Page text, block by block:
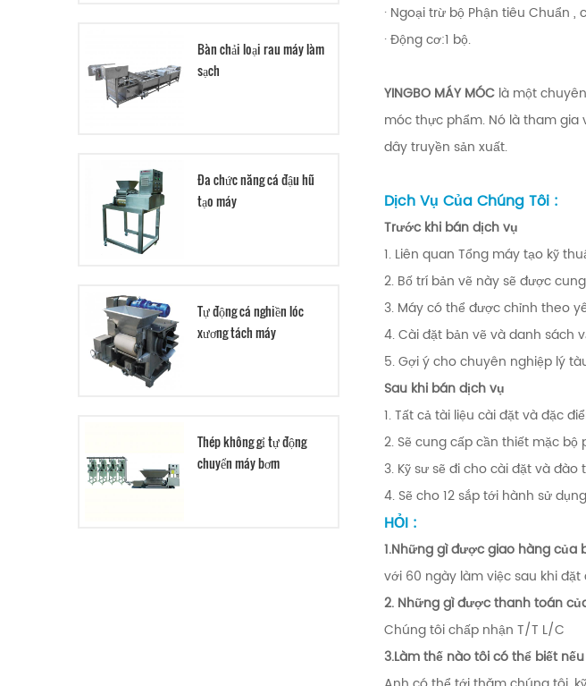
Bàn chải loại rau máy làm
sạch
Đa chức năng cá đậu hũ
tạo máy
Tự động cá nghiền lóc
xương tách máy
Thép không gỉ tự động
chuyển máy bơm
· Ngoại trừ bộ Phận tiêu Chuẩn
· Động cơ:1 bộ.
YINGBO MÁY MÓClà một
móc thực phẩm. Nó là tham
dây truyền sản xuất.
Dịch Vụ Của Chúng Tôi :
Trước khi bán dịch vụ
1. Liên quan Tổng máy tạo kỹ
2. Bố trí bản vẽ này sẽ được
3. Máy có thể được chỉnh theo
4. Cài đặt bản vẽ và danh sách
5. Gợi ý cho chuyên nghiệp lý
Sau khi bán dịch vụ
1. Tất cả tài liệu cài đặt và đặc
2. Sẽ cung cấp cần thiết mặc bộ
3. Kỹ sư sẽ đi cho cài đặt và đào
4. Sẽ cho 12 sắp tới hành sử dụng
HỎI :
1.Những gì được giao hàng của
với 60 ngày làm việc sau khi đặt
2. Những gì được thanh toán
Chúng tôi chấp nhận T/T L/C
3.Làm thế nào tôi có thể biết